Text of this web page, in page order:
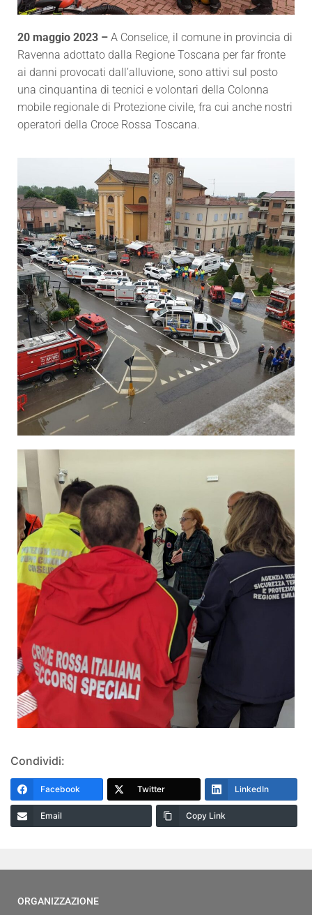
20 maggio 2023 – A Conselice, il comune in provincia di
Ravenna adottato dalla Regione Toscana per far fronte
ai danni provocati dall’alluvione, sono attivi sul posto
una cinquantina di tecnici e volontari della Colonna
mobile regionale di Protezione civile, fra cui anche nostri
operatori della Croce Rossa Toscana.
Condividi:
Facebook Twitter LinkedIn
Email Copy Link
ORGANIZZAZIONE